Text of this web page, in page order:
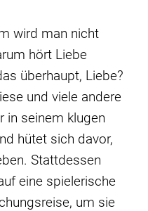
wird man nicht
hört Liebe
überhaupt, Liebe?
und viele andere
in seinem klugen
hütet sich davor,
Stattdessen
eine spielerische
um sie